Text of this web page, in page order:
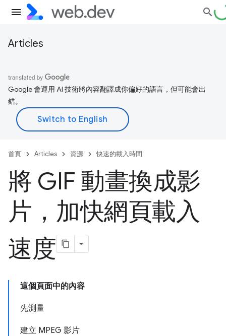
Articles
Google 會運用 AI 技術將內容翻譯成你偏好的語言，但可能會出
錯。
首頁 Articles 資源 快速的載入時間
將 GIF 動畫換成影
片，加快網頁載入
速度
這個頁面中的內容
先測量
建立 MPEG 影片